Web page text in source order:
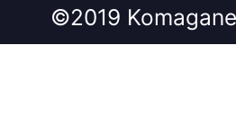
©2019